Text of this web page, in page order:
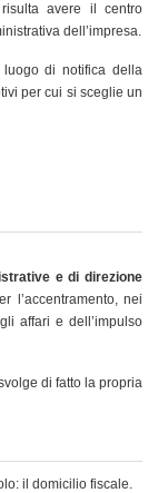
avere il centro
dell’impresa.
di notifica della
per cui si sceglie un
e di direzione
l’accentramento, nei
affari e dell’impulso
di fatto la propria
il domicilio fiscale.